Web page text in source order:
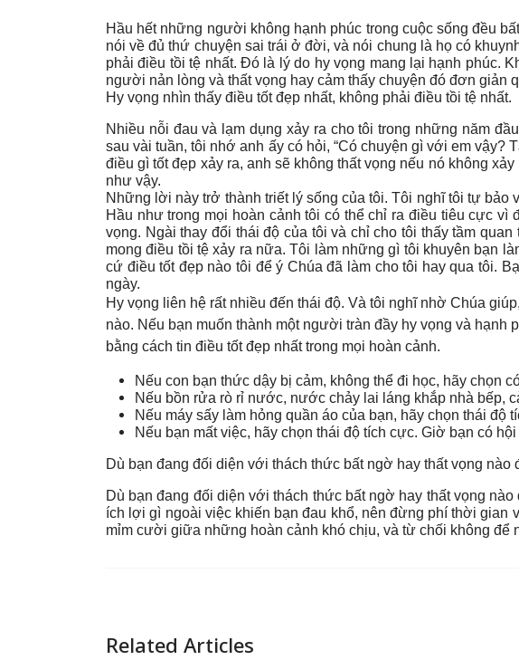
Hầu hết những người không hạnh phúc trong cuộc sống đều
nói về đủ thứ chuyện sai trái ở đời, và nói chung là họ có
phải điều tồi tệ nhất. Đó là lý do hy vọng mang lại hạnh phúc.
người nản lòng và thất vọng hay cảm thấy chuyện đó đơn giản
Hy vọng nhìn thấy điều tốt đẹp nhất, không phải điều tồi tệ nhất.
Nhiều nỗi đau và lạm dụng xảy ra cho tôi trong những năm
sau vài tuần, tôi nhớ anh ấy có hỏi, “Có chuyện gì với em vậy?
điều gì tốt đẹp xảy ra, anh sẽ không thất vọng nếu nó không
như vậy.
Những lời này trở thành triết lý sống của tôi. Tôi nghĩ tôi tự
Hầu như trong mọi hoàn cảnh tôi có thể chỉ ra điều tiêu cực
vọng. Ngài thay đổi thái độ của tôi và chỉ cho tôi thấy tầm
mong điều tồi tệ xảy ra nữa. Tôi làm những gì tôi khuyên bạn
cứ điều tốt đẹp nào tôi để ý Chúa đã làm cho tôi hay qua tôi.
ngày.
Hy vọng liên hệ rất nhiều đến thái độ. Và tôi nghĩ nhờ Chúa
nào. Nếu bạn muốn thành một người tràn đầy hy vọng và hạnh
bằng cách tin điều tốt đẹp nhất trong mọi hoàn cảnh.
Nếu con bạn thức dậy bị cảm, không thể đi học, hãy chọn
Nếu bồn rửa rò rỉ nước, nước chảy lai láng khắp nhà bếp,
Nếu máy sấy làm hỏng quần áo của bạn, hãy chọn thái
Nếu bạn mất việc, hãy chọn thái độ tích cực. Giờ bạn có
Dù bạn đang đối diện với thách thức bất ngờ hay thất vọng
Dù bạn đang đối diện với thách thức bất ngờ hay thất vọng
ích lợi gì ngoài việc khiến bạn đau khổ, nên đừng phí thời gian
mỉm cười giữa những hoàn cảnh khó chịu, và từ chối không
Related Articles